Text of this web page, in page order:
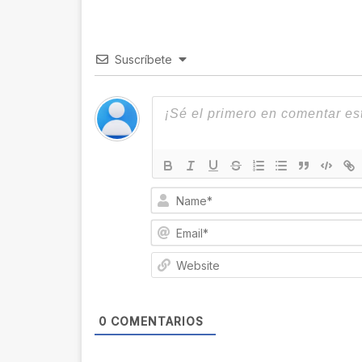
Suscríbete
0 COMENTARIOS